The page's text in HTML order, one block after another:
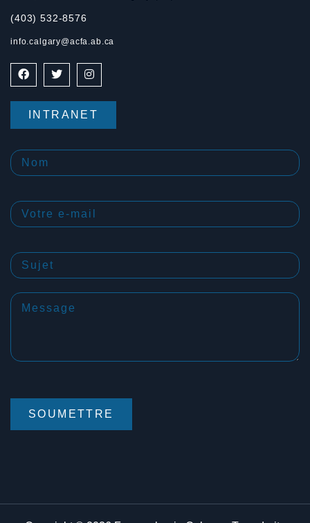
(403) 532-8576
info.calgary@acfa.ab.ca
INTRANET